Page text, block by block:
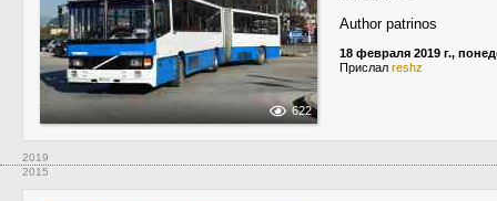
622
Author patrinos
18 февраля 2019 г.,
Прислал reshz
2019
2015